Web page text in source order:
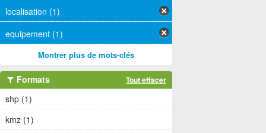
localisation (1)
equipement (1)
Montrer plus de mots-clés
Formats Tout effacer
shp (1)
kmz (1)